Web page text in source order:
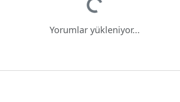
Yükleniyor...
Yorumlar yükleniyor...